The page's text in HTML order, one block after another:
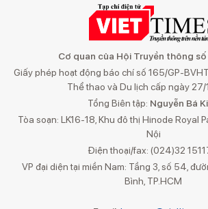
Cơ quan của Hội Truyền thông
Giấy phép hoạt động báo chí số 165/GP-
Thể thao và Du lịch cấp ngày 27/
Tổng Biên tập: Nguyễn Bá
Tòa soạn: LK16-18, Khu đô thị Hinode Royal
Nội
Điện thoại/fax: (024)32
VP đại diện tại miền Nam: Tầng 3, số 54,
Bình, TP.HCM